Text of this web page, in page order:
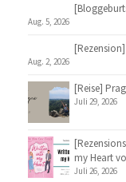
Aug. 5, 2026
Aug. 2, 2026
[Reise]
Juli 29, 2026
my Heart
Juli 26, 2026